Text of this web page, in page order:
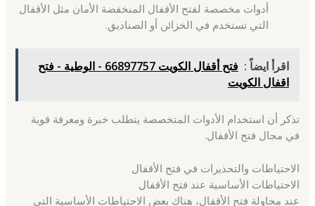
أدوات مخصصة لفتح الأقفال المنخفضة الأمان مثل الأقفال
التي تستخدم في الخزائن أو الصناديق.
اقرأ ايضاً :
فتح أقفال الكويت 66897757 - الوطية - فتح
اقفال الكويت
تذكر أن استخدام الأدوات المتخصصة يتطلب خبرة ومعرفة قوية
في مجال فتح الأقفال.
الاحتياطات والتحذيرات في فتح الأقفال
الاحتياطات الأساسية عند فتح الأقفال
عند محاولة فتح الأقفال، هناك بعض الاحتياطات الأساسية التي